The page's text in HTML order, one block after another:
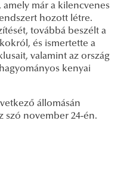
már a kilencvenes
hozott létre.
továbbá beszélt a
és ismertette a
valamint az ország
kenyai
állomásán
szó november 24-én.